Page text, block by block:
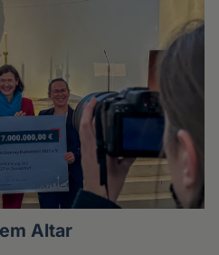
Altar